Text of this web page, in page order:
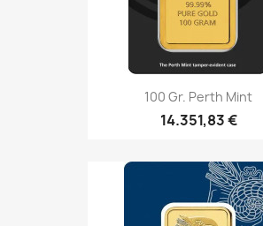
100 Gr. Perth Mint
14.351,83 €